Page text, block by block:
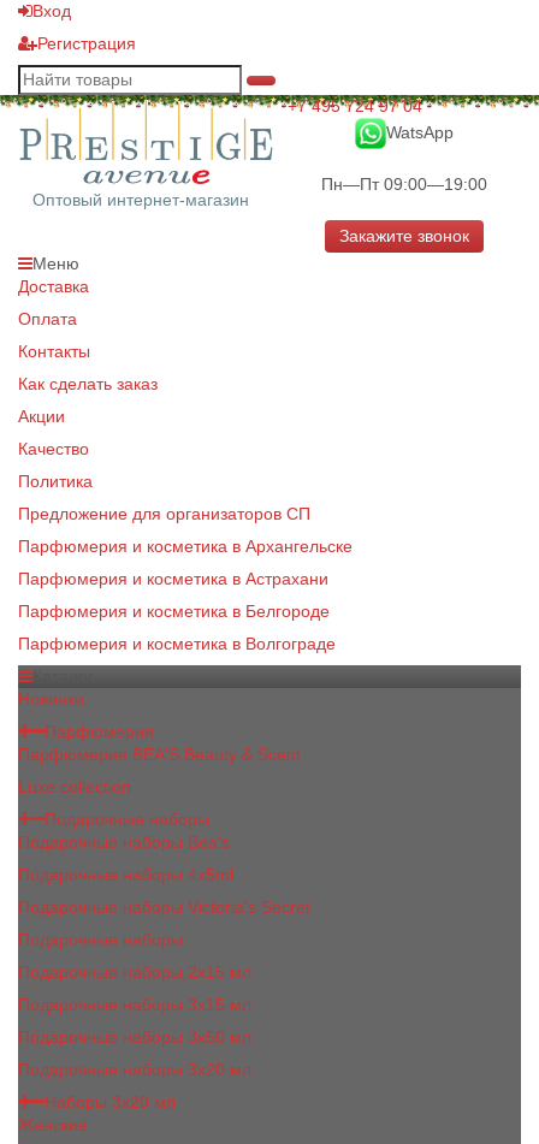
Вход
Регистрация
Оптовый интернет-магазин
+7 495 724 97 04
WatsApp
Пн—Пт 09:00—19:00
Закажите звонок
Меню
Доставка
Оплата
Контакты
Как сделать заказ
Акции
Качество
Политика
Предложение для организаторов СП
Парфюмерия и косметика в Архангельске
Парфюмерия и косметика в Астрахани
Парфюмерия и косметика в Белгороде
Парфюмерия и косметика в Волгограде
Новинки
Парфюмерия
Парфюмерия BEA'S Beauty & Scent
Luxe collection
Подарочные наборы
Подарочные наборы Bea's
Подарочные наборы 4х5ml
Подарочные наборы Victoria's Secret
Подарочные наборы
Подарочные наборы 2x15 мл
Подарочные наборы 3х15 мл
Подарочные наборы 3x50 мл
Подарочные наборы 3x20 мл
Наборы 3х20 мл
Женские